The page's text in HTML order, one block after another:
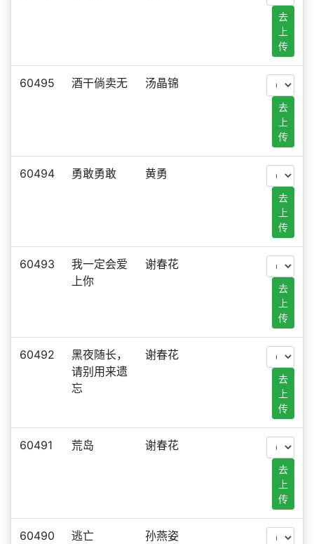
去
上
传
60495 酒干倘卖无 汤晶锦
去
上
传
60494 勇敢勇敢 黄勇
去
上
传
60493
我一定会爱
上你
谢春花
去
上
传
60492
黑夜随长，
请别用来遗
忘
谢春花
去
上
传
60491 荒岛 谢春花
去
上
传
60490 逃亡 孙燕姿